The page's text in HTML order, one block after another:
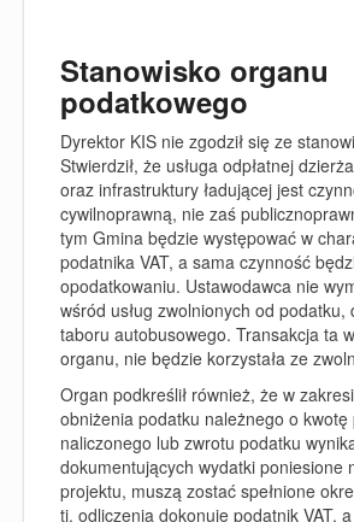
Stanowisko organu
podatkowego
Dyrektor KIS nie zgodził się ze
Stwierdził, że usługa odpłatnej
oraz infrastruktury ładującej jest
cywilnoprawną, nie zaś
tym Gmina będzie występować w
podatnika VAT, a sama czynność
opodatkowaniu. Ustawodawca nie
wśród usług zwolnionych od podatku,
taboru autobusowego. Transakcja ta
organu, nie będzie korzystała ze
Organ podkreślił również, że w
obniżenia podatku należnego o kwotę
naliczonego lub zwrotu podatku
dokumentujących wydatki poniesione
projektu, muszą zostać spełnione
tj. odliczenia dokonuje podatnik VAT,